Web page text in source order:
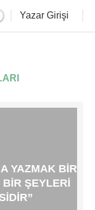
Yazar Girişi
YAZMAK BIR
ŞEYLERI